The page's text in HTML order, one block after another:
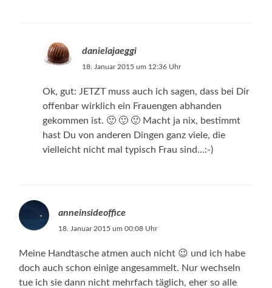
danielajaeggi
18. Januar 2015 um 12:36 Uhr
Ok, gut: JETZT muss auch ich sagen, dass bei Dir
offenbar wirklich ein Frauengen abhanden
gekommen ist. 🙂 🙂 🙂 Macht ja nix, bestimmt
hast Du von anderen Dingen ganz viele, die
vielleicht nicht mal typisch Frau sind…:-)
anneinsideoffice
18. Januar 2015 um 00:08 Uhr
Meine Handtasche atmen auch nicht 😉 und ich habe
doch auch schon einige angesammelt. Nur wechseln
tue ich sie dann nicht mehrfach täglich, eher so alle